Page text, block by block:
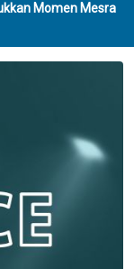
Momen Mesra